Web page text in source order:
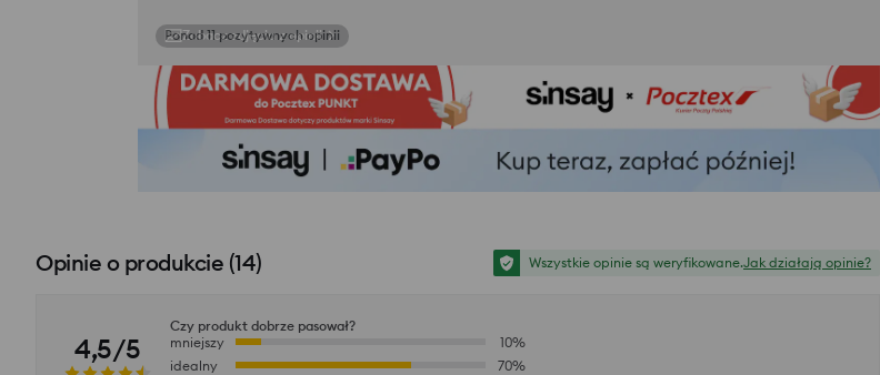
Zobacz zdjęcia z opinii
Opinie o produkcie (14) Wszystkie opinie są weryfikowane.Jak działają opinie?
4,5/5
Czy produkt dobrze pasował?
mniejszy
10%
idealny
70%